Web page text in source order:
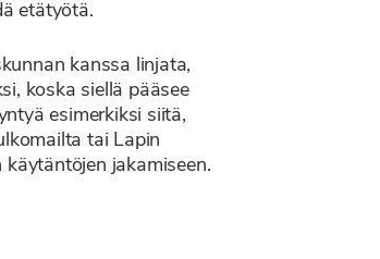
etätyötä.
kanssa linjata,
koska siellä pääsee
esimerkiksi siitä,
tai Lapin
jakamiseen.